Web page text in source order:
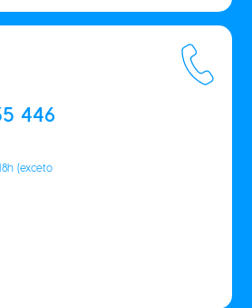
446
(exceto